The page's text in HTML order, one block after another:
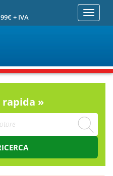
+ IVA
Toggle
rapida »